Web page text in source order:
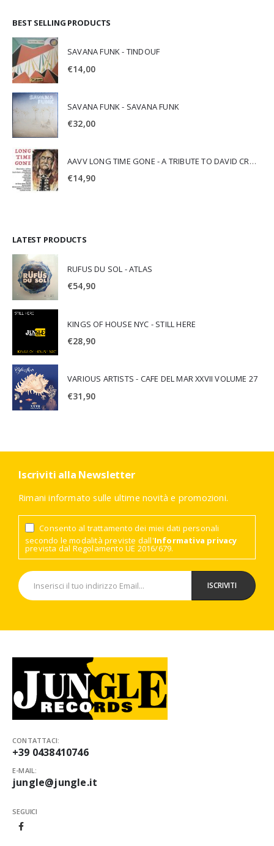
BEST SELLING PRODUCTS
SAVANA FUNK - TINDOUF
€14,00
SAVANA FUNK - SAVANA FUNK
€32,00
AAVV LONG TIME GONE - A TRIBUTE TO DAVID CROSBY
€14,90
LATEST PRODUCTS
RUFUS DU SOL - ATLAS
€54,90
KINGS OF HOUSE NYC - STILL HERE
€28,90
VARIOUS ARTISTS - CAFE DEL MAR XXVII VOLUME 27
€31,90
Iscriviti alla Newsletter
Rimani informato sulle ultime novità e promozioni.
Consento al trattamento dei miei dati personali
secondo le modalità previste dall'Informativa privacy
prevista dal Regolamento UE 2016/679.
CONTATTACI:
+39 0438410746
E-MAIL:
jungle@jungle.it
SEGUICI